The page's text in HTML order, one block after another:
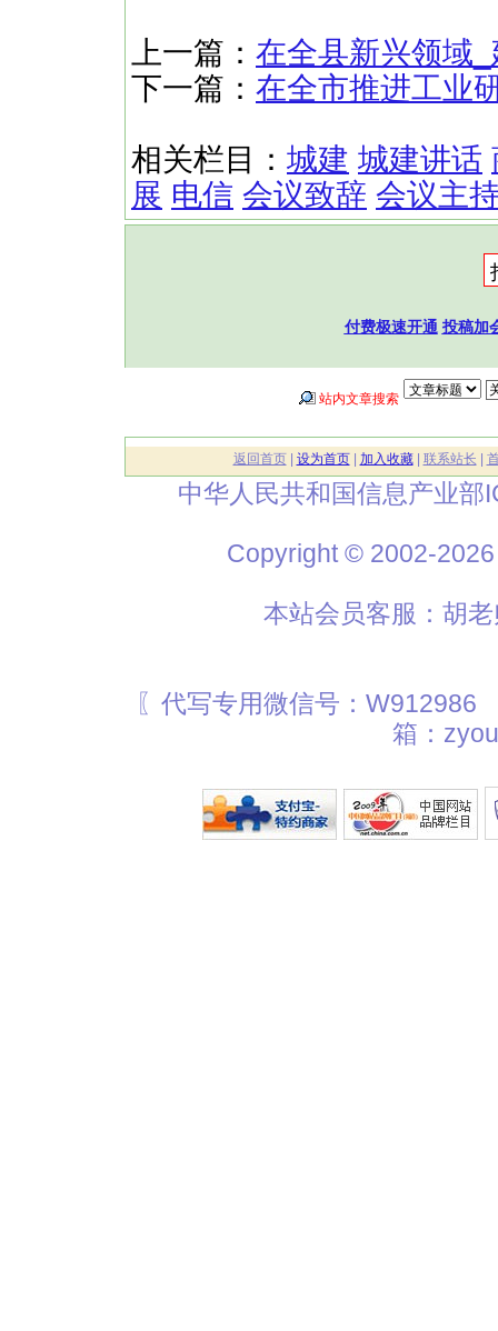
上一篇： 在全县新兴领域
下一篇： 在全市推进工业
相关栏目： 城建 城建讲话
展 电信 会议致辞 会议主
付费极速开通 投稿加
站内文章搜索
返回首页| 设为首页| 加入收藏| 联系站长
中华人民共和国信息产业部
Copyright © 2002-
本站会员客服：胡
〖代写专用微信号：
箱：